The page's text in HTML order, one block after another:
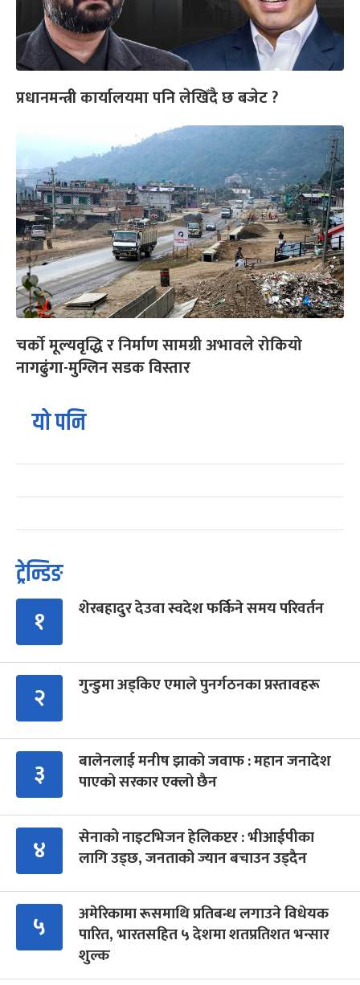
प्रधानमन्त्री कार्यालयमा पनि लेखिँदै छ बजेट ?
चर्को मूल्यवृद्धि र निर्माण सामग्री अभावले रोकियो
नागढुंगा-मुग्लिन सडक विस्तार
यो पनि
ट्रेन्डिङ
१ शेरबहादुर देउवा स्वदेश फर्किने समय परिवर्तन
२ गुन्डुमा अड्किए एमाले पुनर्गठनका प्रस्तावहरू
३
बालेनलाई मनीष झाको जवाफ : महान जनादेश
पाएको सरकार एक्लो छैन
४
सेनाको नाइटभिजन हेलिकप्टर : भीआईपीका
लागि उड्छ, जनताको ज्यान बचाउन उड्दैन
५
अमेरिकामा रूसमाथि प्रतिबन्ध लगाउने विधेयक
पारित, भारतसहित ५ देशमा शतप्रतिशत भन्सार
शुल्क